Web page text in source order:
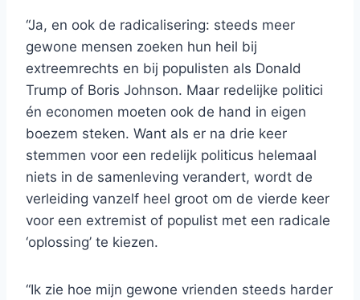
“Ja, en ook de radicalisering: steeds meer
gewone mensen zoeken hun heil bij
extreemrechts en bij populisten als Donald
Trump of Boris Johnson. Maar redelijke politici
én economen moeten ook de hand in eigen
boezem steken. Want als er na drie keer
stemmen voor een redelijk politicus helemaal
niets in de samenleving verandert, wordt de
verleiding vanzelf heel groot om de vierde keer
voor een extremist of populist met een radicale
‘oplossing’ te kiezen.
“Ik zie hoe mijn gewone vrienden steeds harder